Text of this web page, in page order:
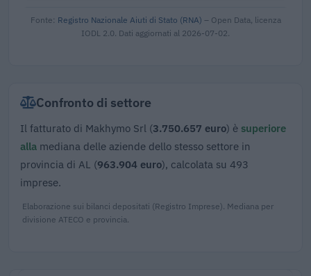
Fonte: Registro Nazionale Aiuti di Stato (RNA) – Open Data, licenza
IODL 2.0. Dati aggiornati al 2026-07-02.
Confronto di settore
Il fatturato di Makhymo Srl (3.750.657 euro) è superiore
alla mediana delle aziende dello stesso settore in
provincia di AL (963.904 euro), calcolata su 493
imprese.
Elaborazione sui bilanci depositati (Registro Imprese). Mediana per
divisione ATECO e provincia.